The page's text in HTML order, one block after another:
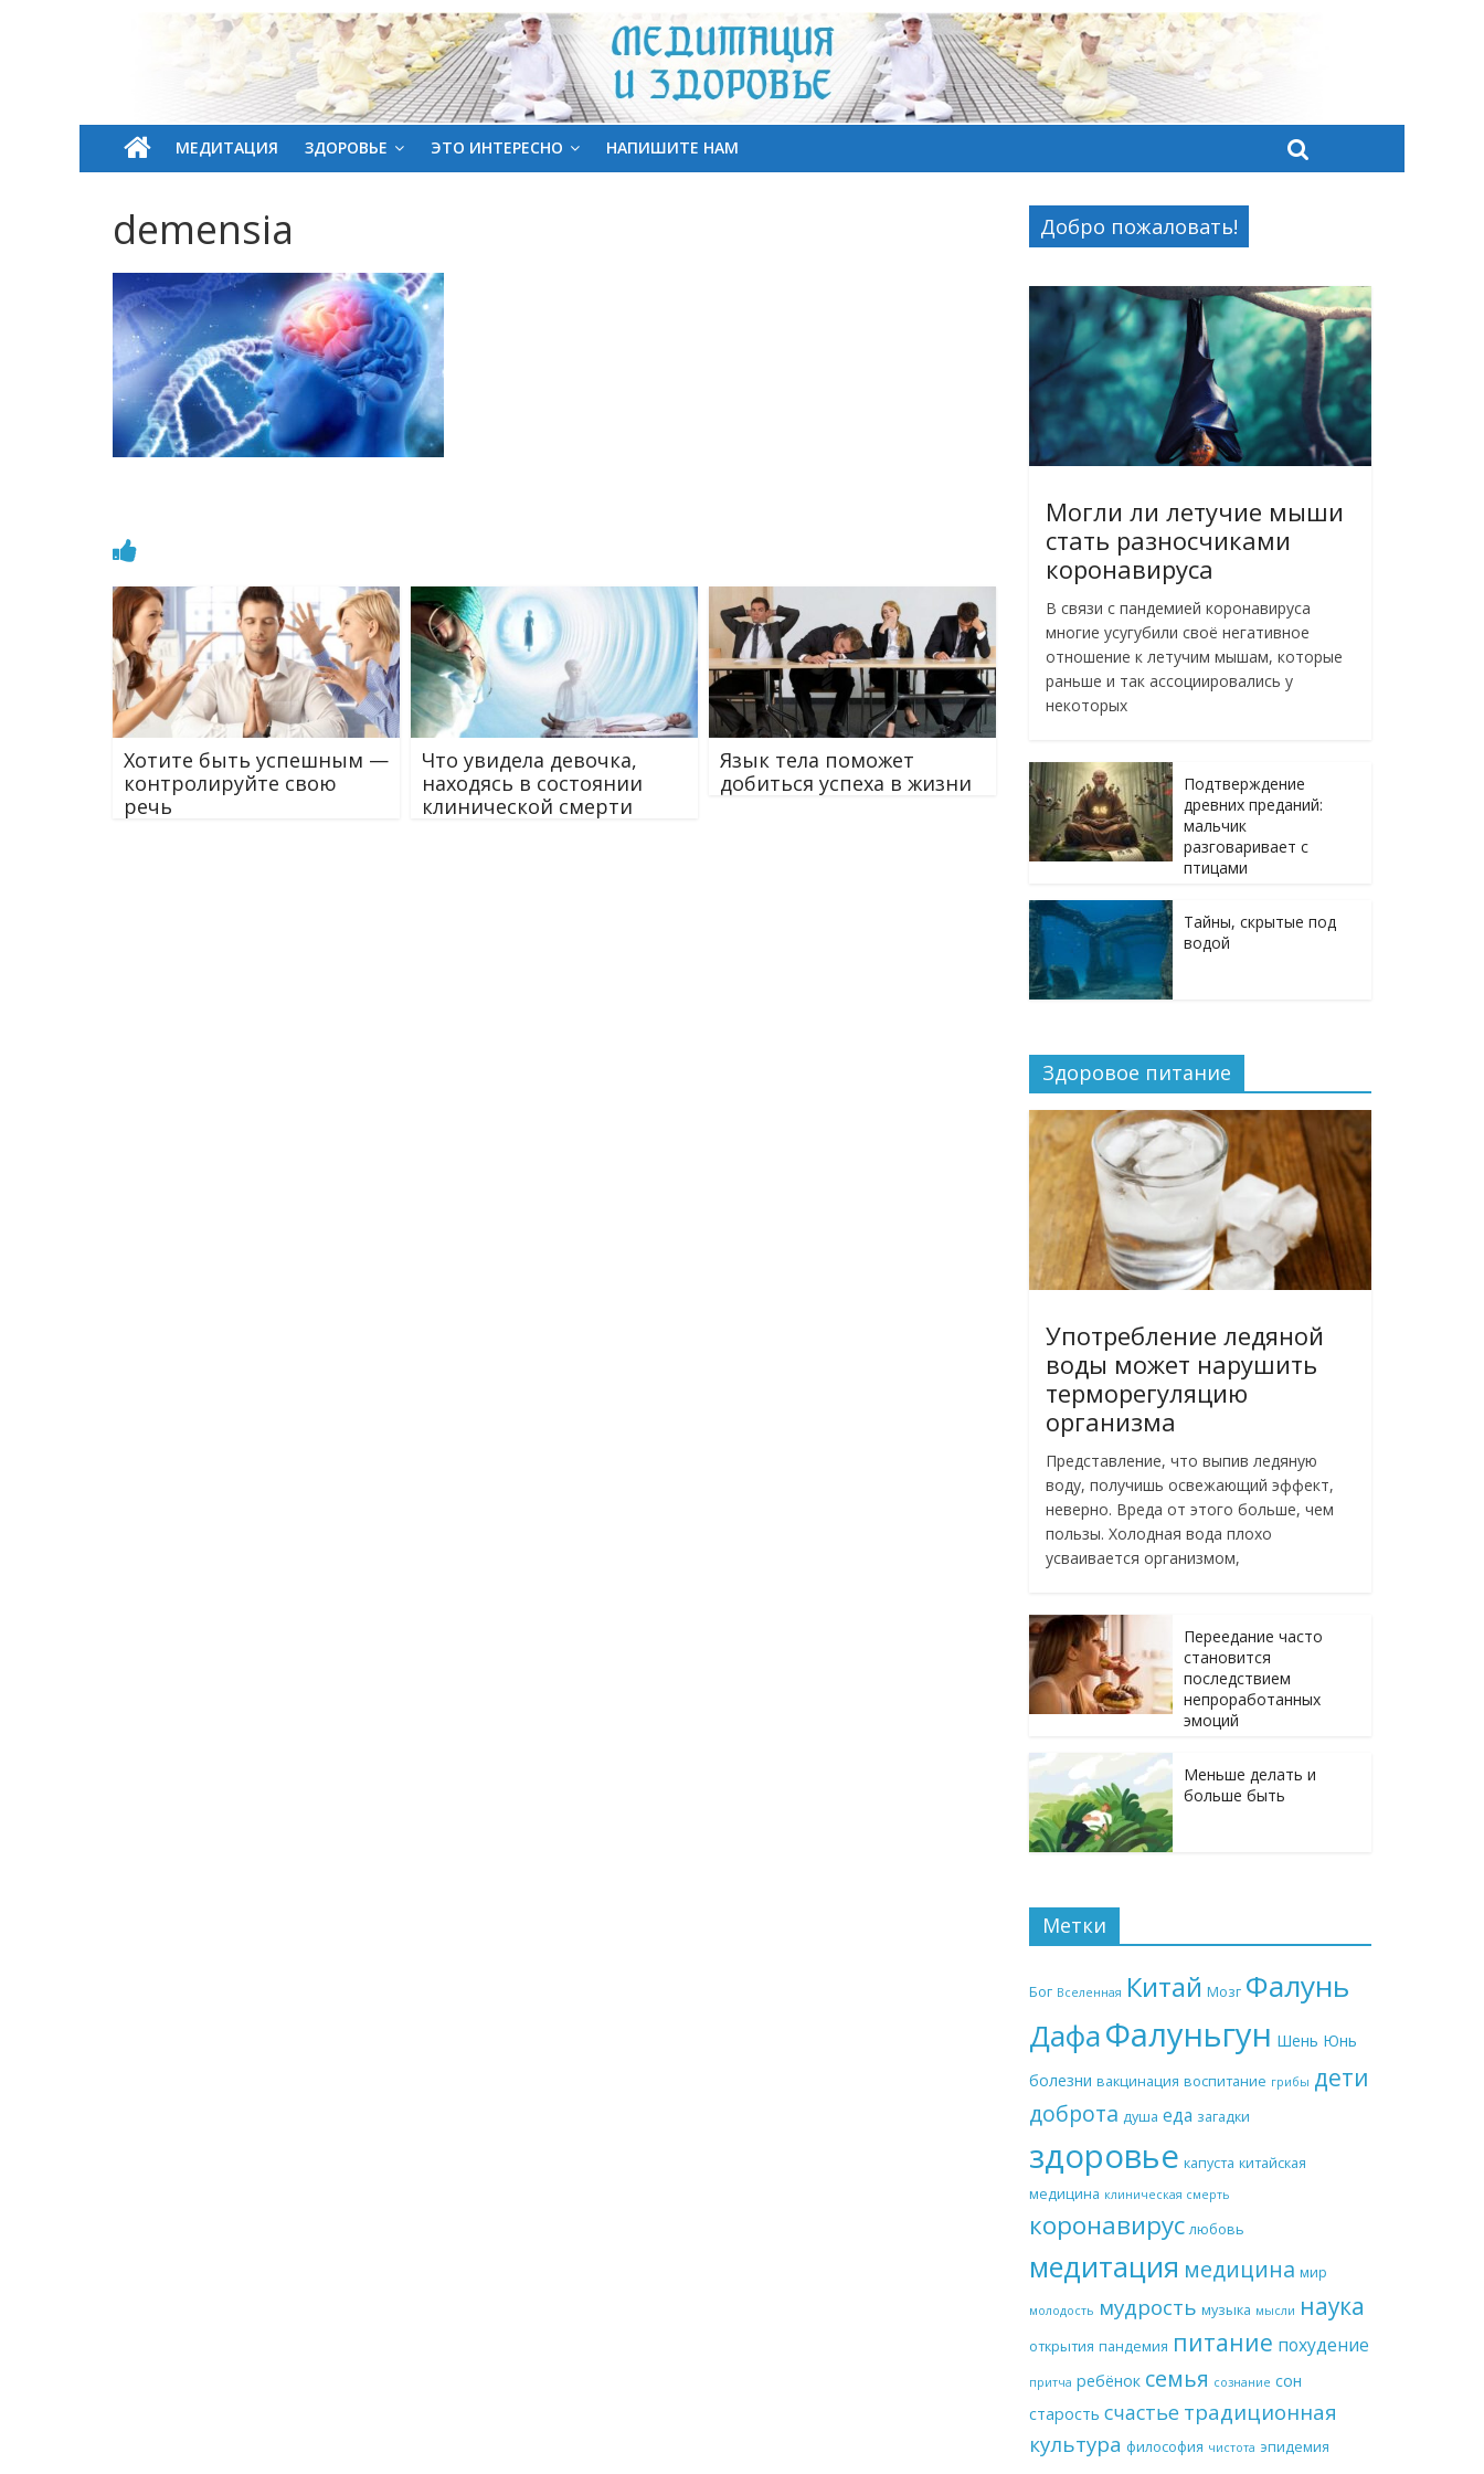
МЕДИТАЦИЯ ЗДОРОВЬЕ ЭТО ИНТЕРЕСНО НАПИШИТЕ НАМ
demensia
Хотите быть успешным —
контролируйте свою
речь
Что увидела девочка,
находясь в состоянии
клинической смерти
Язык тела поможет
добиться успеха в жизни
Добро пожаловать!
Могли ли летучие мыши
стать разносчиками
коронавируса
В связи с пандемией коронавируса
многие усугубили своё негативное
отношение к летучим мышам, которые
раньше и так ассоциировались у
некоторых
Подтверждение
древних преданий:
мальчик
разговаривает с
птицами
Тайны, скрытые под
водой
Здоровое питание
Употребление ледяной
воды может нарушить
терморегуляцию
организма
Представление, что выпив ледяную
воду, получишь освежающий эффект,
неверно. Вреда от этого больше, чем
пользы. Холодная вода плохо
усваивается организмом,
Переедание часто
становится
последствием
непроработанных
эмоций
Меньше делать и
больше быть
Метки
Бог Вселенная Китай Мозг Фалунь
ДафаФалуньгун Шень Юнь
болезни вакцинация воспитание грибы дети
доброта душа еда загадки
здоровье капуста китайская
медицина клиническая смерть
коронавирус любовь
медитация медицина мир
молодость мудрость музыка мысли наука
открытия пандемия питание похудение
притча ребёнок семья сознание сон
старость счастье традиционная
культура философия чистота эпидемия